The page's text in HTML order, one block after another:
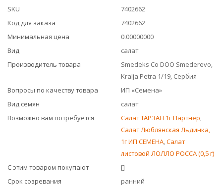
SKU
7402662
Код для заказа
7402662
Минимальная цена
0.00000000
Вид
салат
Производитель товара
Smedeks Co DOO Smederevo,
Kralja Petra 1/19, Сербия
Вопросы по качеству товара
ИП «Семена»
Вид семян
салат
Возможно вам потребуется
Салат ТАРЗАН 1г Партнер,
Салат Люблянская Льдинка,
1г ИП СЕМЕНА,Салат
листовой ЛОЛЛО РОССА (0,5 г)
С этим товаром покупают
[]
Срок созревания
ранний